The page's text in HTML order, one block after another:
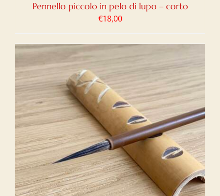
Pennello piccolo in pelo di lupo – corto
€18,00